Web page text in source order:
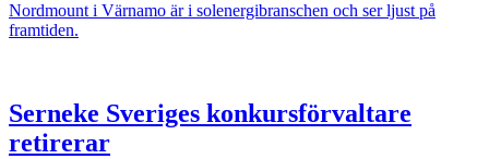
Nordmount i Värnamo är i solenergibranschen och ser ljust på
framtiden.
Serneke Sveriges konkursförvaltare
retirerar